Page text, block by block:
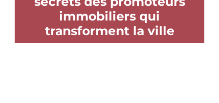
immobiliers qui
transforment la ville